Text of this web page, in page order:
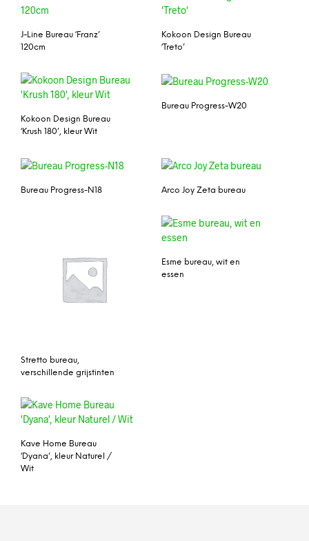
J-Line Bureau ‘Franz’
120cm
Kokoon Design Bureau
‘Treto’
Kokoon Design Bureau
‘Krush 180’, kleur Wit
Bureau Progress-W20
Bureau Progress-N18 Arco Joy Zeta bureau
Stretto bureau,
verschillende grijstinten
Esme bureau, wit en
essen
Kave Home Bureau
‘Dyana’, kleur Naturel /
Wit